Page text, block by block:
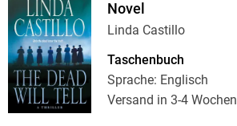
Novel
Linda Castillo
Taschenbuch
Sprache: Englisch
Versand in 3-4 Wochen